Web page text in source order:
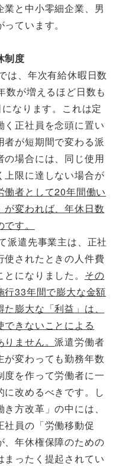
と中小零細企業、男
ています。
制度
、年次有給休暇日数
数が増えるほど日数も
なります。これは定
正社員を念頭に置い
者が短期間で変わる派
場合には、同じ使用
上限に達しない場合が
働者として20年間働い
が変われば、年休日数
す。
遣先事業主は、正社
使されたときの人件費
になりました。 その
行33年間で膨大な金額
膨大な「利益」は、
きないことによる
りません。派遣労働者
変わっても勤務年数
度を作って労働者に一
改めるべきです。し
方改革」の中には、
員の「労働移動促
、年休権保障のための
ったく提起されてい